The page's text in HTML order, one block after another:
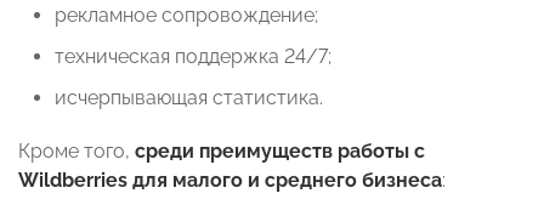
рекламное сопровождение;
техническая поддержка 24/7;
исчерпывающая статистика.
Кроме того, среди преимуществ работы с
Wildberries для малого и среднего бизнеса: